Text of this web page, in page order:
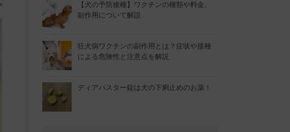
【犬の予防接種】ワクチンの種類や料金、
副作用について解説
狂犬病ワクチンの副作用とは？症状や接種
による危険性と注意点を解説
ディアバスター錠は犬の下痢止めのお薬！